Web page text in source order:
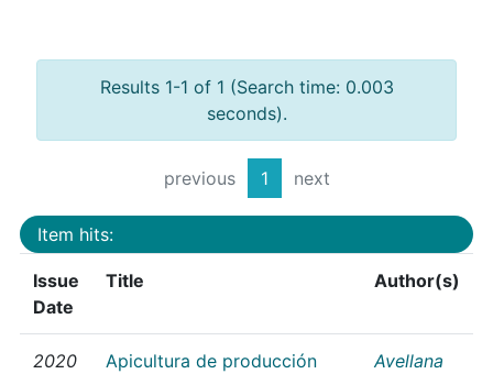
Results 1-1 of 1 (Search time: 0.003
seconds).
previous 1 next
Item hits:
Issue
Date
Title Author(s)
2020
Apicultura de producción
Avellana